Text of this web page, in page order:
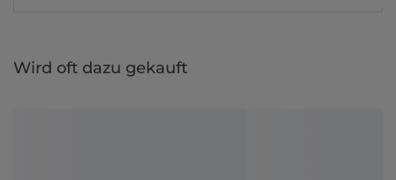
Wird oft dazu gekauft